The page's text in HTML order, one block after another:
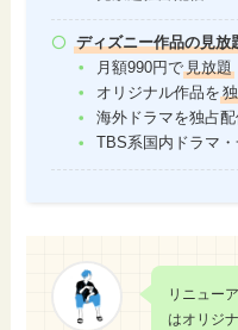
ディズニー作品の見放
月額990円で 見放題
オリジナル作品を
海外ドラマを独占配
TBS系国内ドラマ
リニュー
はオリジ